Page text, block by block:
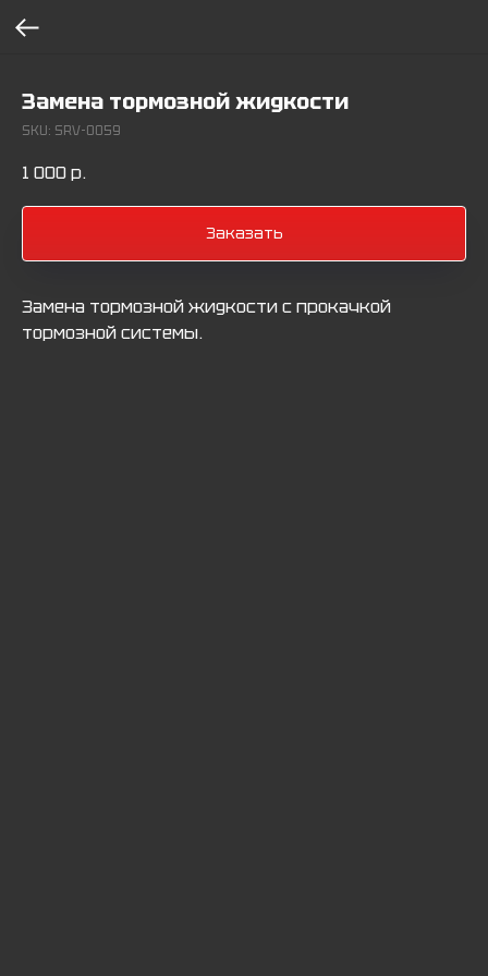
Замена тормозной жидкости
SKU: SRV-0059
1 000р.
Заказать
Замена тормозной жидкости с прокачкой
тормозной системы.